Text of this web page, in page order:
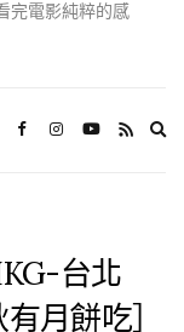
完電影純粹的感
台北
月餅吃］